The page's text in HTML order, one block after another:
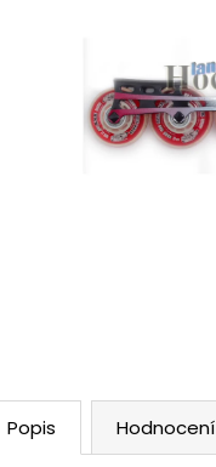
Popis Hodnocení